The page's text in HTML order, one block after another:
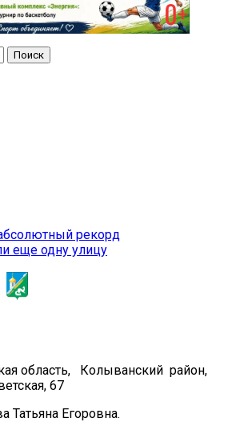
рекорд
еще одну улицу
область, Колыванский район,
67
Татьяна Егоровна.